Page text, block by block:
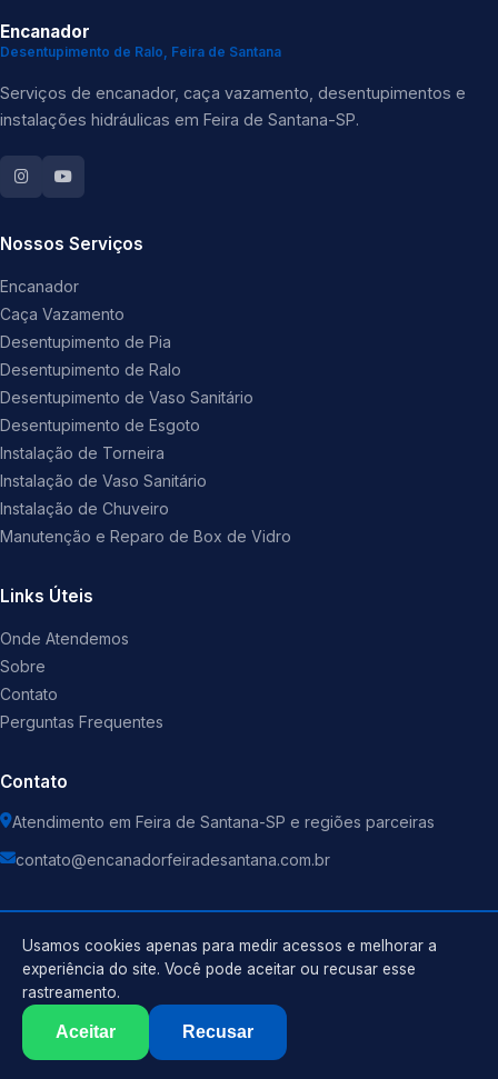
Encanador
Desentupimento de Ralo, Feira de Santana
Serviços de encanador, caça vazamento, desentupimentos e
instalações hidráulicas em Feira de Santana-SP.
Nossos Serviços
Encanador
Caça Vazamento
Desentupimento de Pia
Desentupimento de Ralo
Desentupimento de Vaso Sanitário
Desentupimento de Esgoto
Instalação de Torneira
Instalação de Vaso Sanitário
Instalação de Chuveiro
Manutenção e Reparo de Box de Vidro
Links Úteis
Onde Atendemos
Sobre
Contato
Perguntas Frequentes
Contato
Atendimento em Feira de Santana-SP e regiões parceiras
contato@encanadorfeiradesantana.com.br
2026 Encanador . Todos os direitos reservados.
Política de Privacidade
Termos de Uso
Usamos cookies apenas para medir acessos e melhorar a
experiência do site. Você pode aceitar ou recusar esse
rastreamento.
Aceitar Recusar